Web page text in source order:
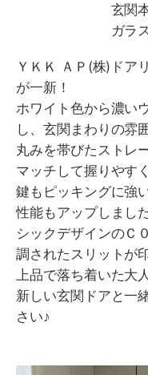
玄関本体：
ガラス：複
ＹＫＫ ＡＰ(株)ドア
が一新！
ホワイト色から濃い
し、玄関まわりの雰
丸みを帯びたストレ
マッチして握りやす
鍵もピッキングに強
性能もアップしました
シックデザインのＣ
調されたスリットが
上品で落ち着いた大
新しい玄関ドアと一
さい♪